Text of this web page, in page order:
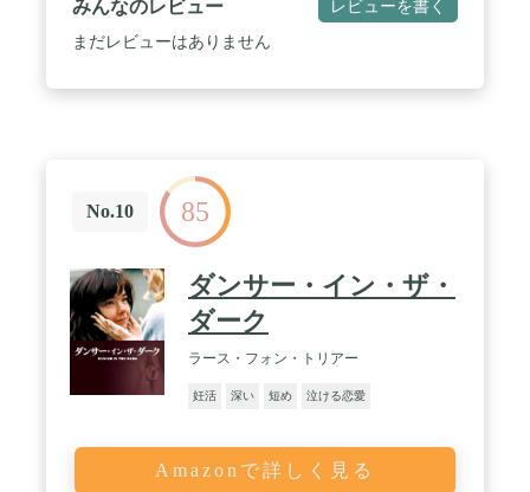
みんなのレビュー レビューを書く
まだレビューはありません
No.10 85
ダンサー・イン・ザ・
ダーク
ラース・フォン・トリアー
妊活 深い 短め 泣ける恋愛
Amazonで詳しく見る